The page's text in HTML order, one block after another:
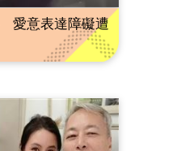
愛意表達障礙遭